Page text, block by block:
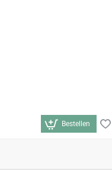
Bestellen